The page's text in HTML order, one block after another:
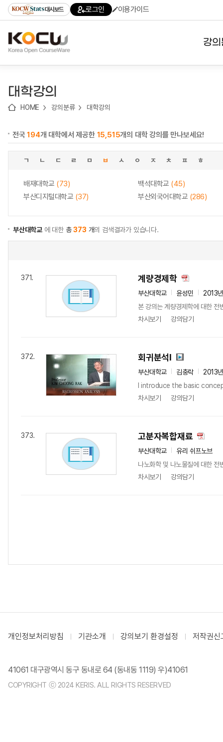
기
기
기
content)
가
대시보드 로그인 이용가이드
강
대학강의
HOME 강의분류 대학강의
전국194개 대학에서 제공한 15,515개의 대학 강의를 만나보세요!
ㄱ ㄴ ㄷ ㄹ ㅁ ㅂ ㅅ ㅇ ㅈ ㅊ ㅍ ㅎ
배재대학교 (73) 백석대학교 (45)
부산디지털대학교 (37) 부산외국어대학교 (286)
부산대학교 에 대한 총373 개의 검색결과가 있습니다.
371. 계량경제학
부산대학교 윤성민
2013
본 강의는 계량경제학에 대한
차시보기
강의담기
372. 회귀분석I
부산대학교 김충락
2013
I introduce the basic
차시보기
강의담기
373. 고분자복합재료
부산대학교
유리 쉬프노브
나노화학 및 나노물질에 대한 전
차시보기
강의담기
개인정보처리방침 기관소개 강의보기 환경설정 저작권신
41061 대구광역시 동구 동내로 64 (동내동 1119) 우)41061
COPYRIGHT ⓒ 2024 KERIS. ALL RIGHTS RESERVED